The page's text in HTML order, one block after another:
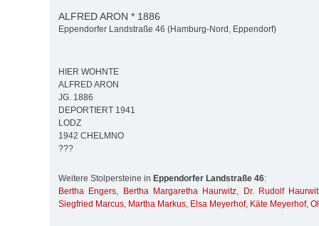
ALFRED ARON * 1886
Eppendorfer Landstraße 46 (Hamburg-Nord, Eppendorf)
HIER WOHNTE
ALFRED ARON
JG. 1886
DEPORTIERT 1941
LODZ
1942 CHELMNO
???
Weitere Stolpersteine in Eppendorfer Landstraße 46:
Bertha Engers, Bertha Margaretha Haurwitz,
Dr. Rudolf
Siegfried Marcus, Martha Markus, Elsa Meyerhof, Käte Meyerhof,